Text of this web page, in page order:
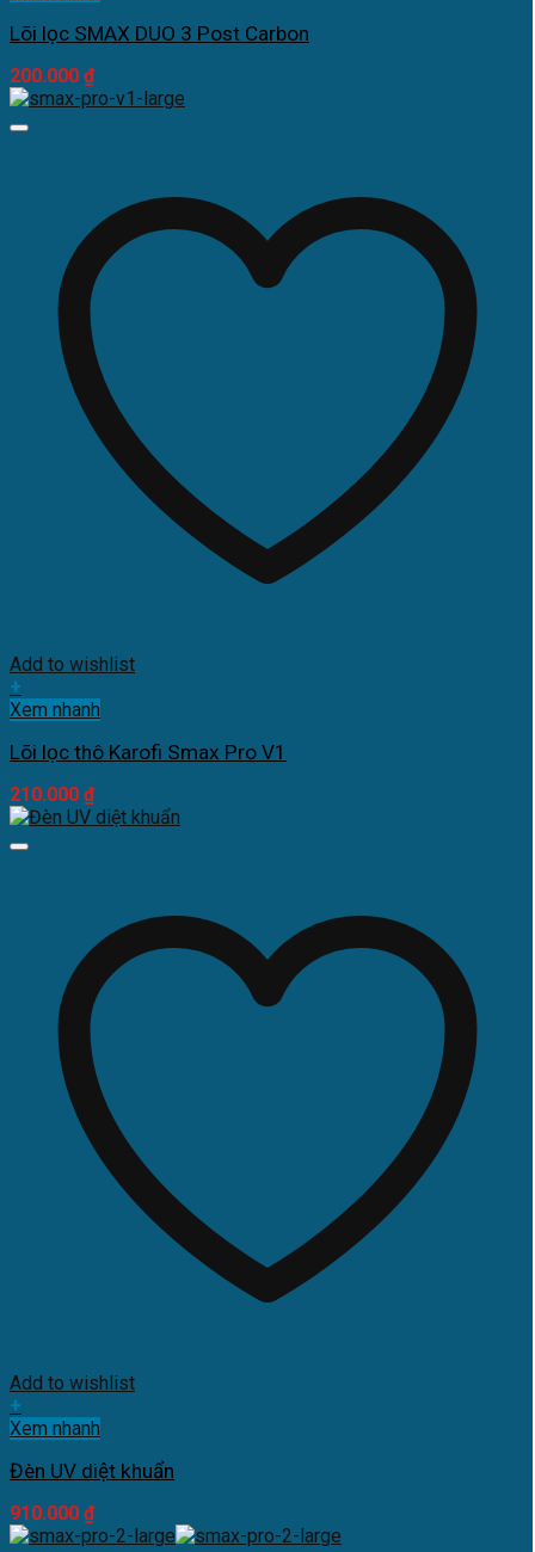
Lõi lọc SMAX DUO 3 Post Carbon
200.000 ₫
Add to wishlist
+
Xem nhanh
Lõi lọc thô Karofi Smax Pro V1
210.000 ₫
Add to wishlist
+
Xem nhanh
Đèn UV diệt khuẩn
910.000 ₫